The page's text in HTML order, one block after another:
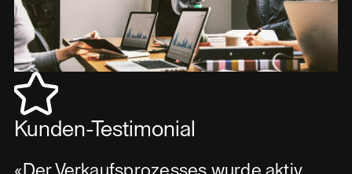
Kunden-Testimonial
«Der Verkaufsprozesses wurde aktiv